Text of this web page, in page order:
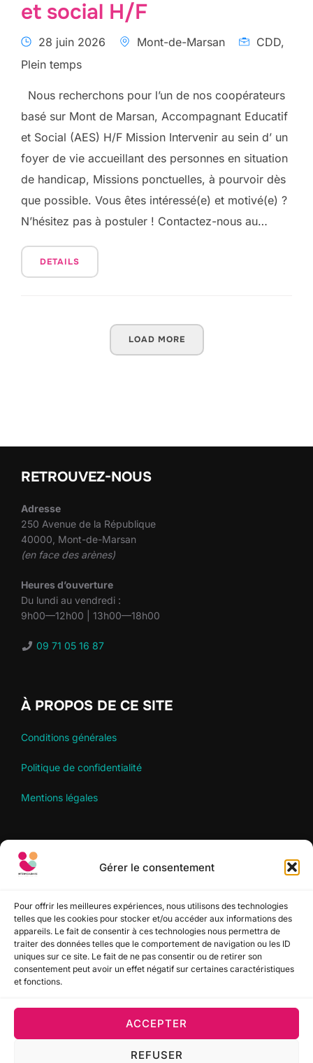
Gérer le consentement
Pour offrir les meilleures expériences, nous utilisons des technologies
telles que les cookies pour stocker et/ou accéder aux informations des
appareils. Le fait de consentir à ces technologies nous permettra de
traiter des données telles que le comportement de navigation ou les ID
uniques sur ce site. Le fait de ne pas consentir ou de retirer son
consentement peut avoir un effet négatif sur certaines caractéristiques
et fonctions.
ACCEPTER
REFUSER
et social H/F
28 juin 2026 Mont-de-Marsan
CDD,
Plein temps
Nous recherchons pour l’un de nos coopérateurs
basé sur Mont de Marsan, Accompagnant Educatif
et Social (AES) H/F Mission Intervenir au sein d’ un
foyer de vie accueillant des personnes en situation
de handicap, Missions ponctuelles, à pourvoir dès
que possible. Vous êtes intéressé(e) et motivé(e) ?
N’hésitez pas à postuler ! Contactez-nous au…
DETAILS
LOAD MORE
RETROUVEZ-NOUS
Adresse
250 Avenue de la République
40000, Mont-de-Marsan
(en face des arènes)
Heures d’ouverture
Du lundi au vendredi :
9h00—12h00 | 13h00—18h00
09 71 05 16 87
À PROPOS DE CE SITE
Conditions générales
Politique de confidentialité
Mentions légales
RECHERCHER
pour :
SUIVEZ-NOUS
Politique de confidentialité